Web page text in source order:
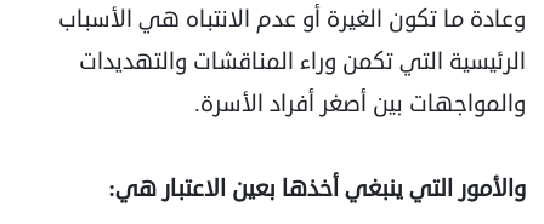
وعادة ما تكون الغيرة أو عدم الانتباه هي الأسباب
الرئيسية التي تكمن وراء المناقشات والتهديدات
والمواجهات بين أصغر أفراد الأسرة.
والأمور التي ينبغي أخذها بعين الاعتبار هي: